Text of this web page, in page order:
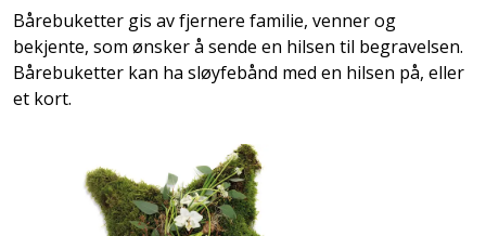
Bårebuketter gis av fjernere familie, venner og
bekjente, som ønsker å sende en hilsen til begravelsen.
Bårebuketter kan ha sløyfebånd med en hilsen på, eller
et kort.